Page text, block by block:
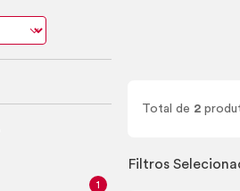
Total de 2
Filtros
1